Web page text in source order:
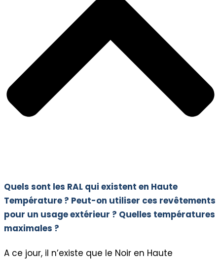
Quels sont les RAL qui existent en Haute
Température ? Peut-on utiliser ces revêtements
pour un usage extérieur ? Quelles températures
maximales ?
A ce jour, il n’existe que le Noir en Haute